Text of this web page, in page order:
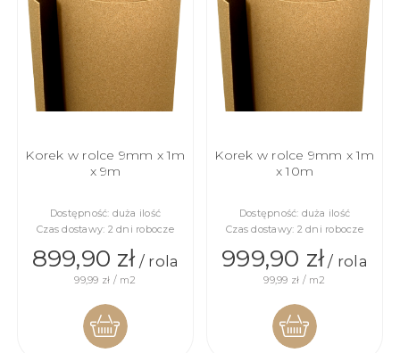
Korek w rolce 9mm x 1m
x 9m
Dostępność: duża ilość
Czas dostawy: 2 dni robocze
899,90 zł/ rola
99,99 zł / m2
Korek w rolce 9mm x 1m
x 10m
Dostępność: duża ilość
Czas dostawy: 2 dni robocze
999,90 zł/ rola
99,99 zł / m2